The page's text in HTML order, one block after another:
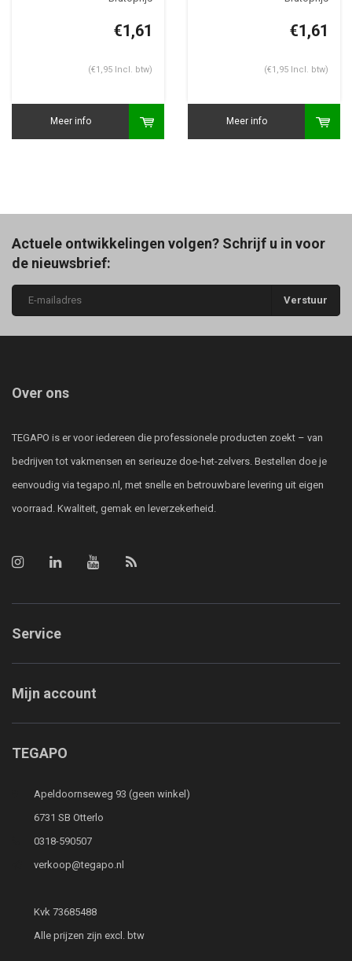
€1,61
(€1,95 Incl. btw)
Meer info
€1,61
(€1,95 Incl. btw)
Meer info
Actuele ontwikkelingen volgen? Schrijf u in voor
de nieuwsbrief:
Verstuur
Over ons
TEGAPO is er voor iedereen die professionele producten zoekt – van
bedrijven tot vakmensen en serieuze doe-het-zelvers. Bestellen doe je
eenvoudig via tegapo.nl, met snelle en betrouwbare levering uit eigen
voorraad. Kwaliteit, gemak en leverzekerheid.
Service
Mijn account
TEGAPO
Apeldoornseweg 93 (geen winkel)
6731 SB Otterlo
0318-590507
verkoop@tegapo.nl
Kvk 73685488
Alle prijzen zijn excl. btw